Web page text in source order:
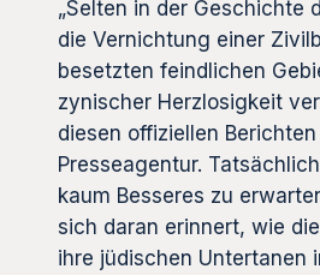
„Selten in der Geschichte
die Vernichtung einer
besetzten feindlichen
zynischer Herzlosigkeit
diesen offiziellen
Presseagentur.
kaum Besseres zu
sich daran erinnert, wie
ihre jüdischen Untertanen